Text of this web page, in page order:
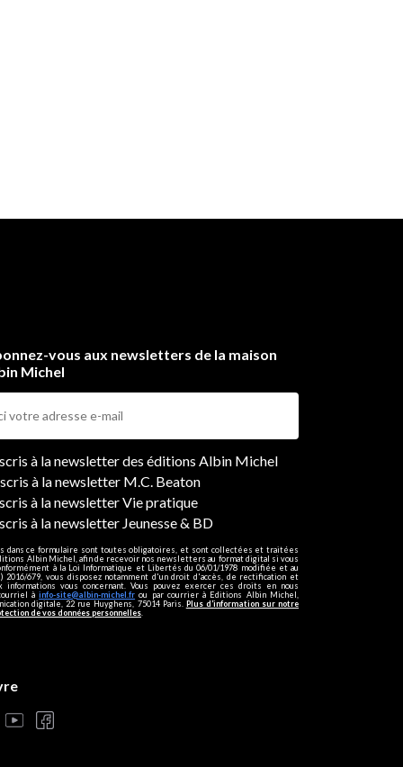
vous aux newsletters de la maison
Michel
à la newsletter des éditions Albin Michel
à la newsletter M.C. Beaton
à la newsletter Vie pratique
à la newsletter Jeunesse & BD
dans ce formulaire sont toutes obligatoires, et sont collectées et traitées
Albin Michel, afin de recevoir nos newsletters au format digital si vous
à la Loi Informatique et Libertés du 06/01/1978 modifiée et au
2016/679, vous disposez notamment d'un droit d'accès, de rectification et
informations vous concernant. Vous pouvez exercer ces droits en nous
àinfo-site@albin-michel.fr ou par courrier à Editions Albin Michel,
digitale, 22 rue Huyghens, 75014 Paris. Plus d’information sur notre
de vos données personnelles.